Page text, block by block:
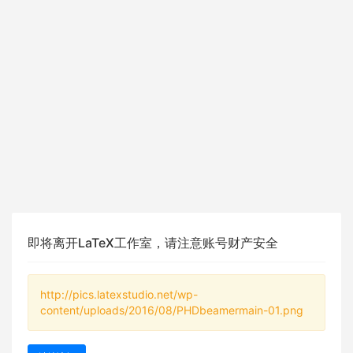
即将离开LaTeX工作室，请注意账号财产安全
http://pics.latexstudio.net/wp-
content/uploads/2016/08/PHDbeamermain-01.png